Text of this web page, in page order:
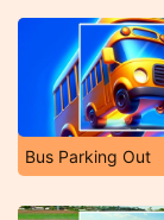
Bus Parking Out